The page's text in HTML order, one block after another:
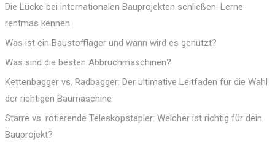
Die Lücke bei internationalen Bauprojekten schließen: Lerne
rentmas kennen
Was ist ein Baustofflager und wann wird es genutzt?
Was sind die besten Abbruchmaschinen?
Kettenbagger vs. Radbagger: Der ultimative Leitfaden für die Wahl
der richtigen Baumaschine
Starre vs. rotierende Teleskopstapler: Welcher ist richtig für dein
Bauprojekt?